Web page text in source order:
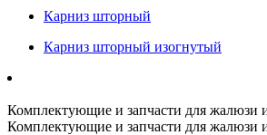
Карниз шторный
Карниз шторный изогнутый
Комплектующие и запчасти для жалюзи
Комплектующие и запчасти для жалюзи